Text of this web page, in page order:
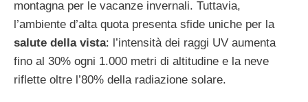
montagna per le vacanze invernali. Tuttavia,
l’ambiente d’alta quota presenta sfide uniche per la
salute della vista: l’intensità dei raggi UV aumenta
fino al 30% ogni 1.000 metri di altitudine e la neve
riflette oltre l’80% della radiazione solare.